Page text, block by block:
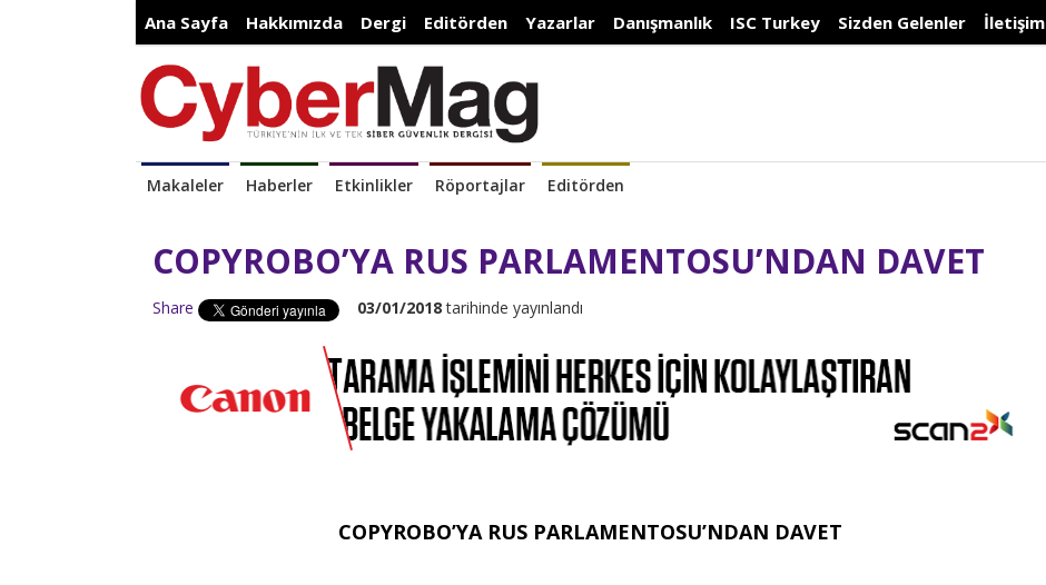
Ana Sayfa Hakkımızda Dergi Editörden Yazarlar Danışmanlık ISC Turkey Sizden Gelenler İletişim
Makaleler Haberler Etkinlikler Röportajlar Editörden
COPYROBO’YA RUS PARLAMENTOSU’NDAN DAVET
Share 03/01/2018tarihinde yayınlandı
COPYROBO’YA RUS PARLAMENTOSU’NDAN DAVET